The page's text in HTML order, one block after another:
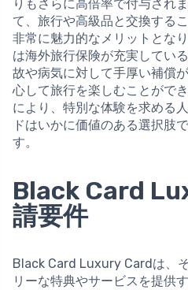
りもさらに高倍率で付与され
て、旅行や高級品と交換する
非常に魅力的なメリットとな
は海外旅行保険が充実してい
故や病気に対して手厚い補償
心して旅行を楽しむことがで
により、特別な体験を求める
ドはいかに価値のある選択肢
す。
Black Card
請要件
Black Card Luxury Cardは、
リーな特典やサービスを提供